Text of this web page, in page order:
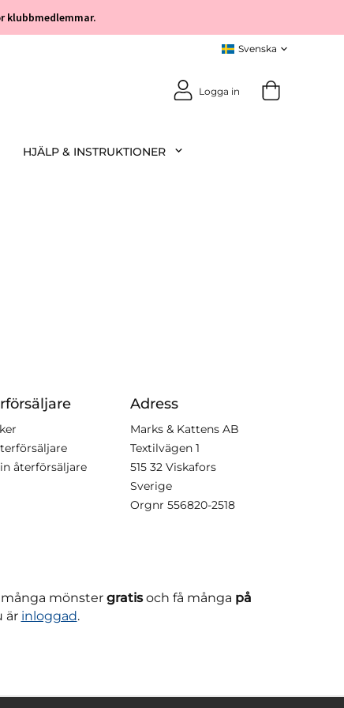
klubbmedlemmar.
Logga in
HJÄLP & INSTRUKTIONER
återförsäljare
Adress
Marks & Kattens AB
Textilvägen 1
515 32 Viskafors
Sverige
Orgnr 556820-2518
mönster gratisoch få många på
är inloggad.